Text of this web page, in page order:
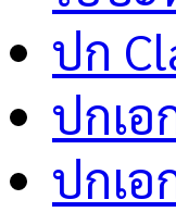
ปก
ปกเอ
ปกเอ